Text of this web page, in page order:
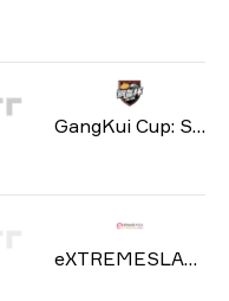
GangKui Cup: Season 2 2026
eXTREMESLAND 2024